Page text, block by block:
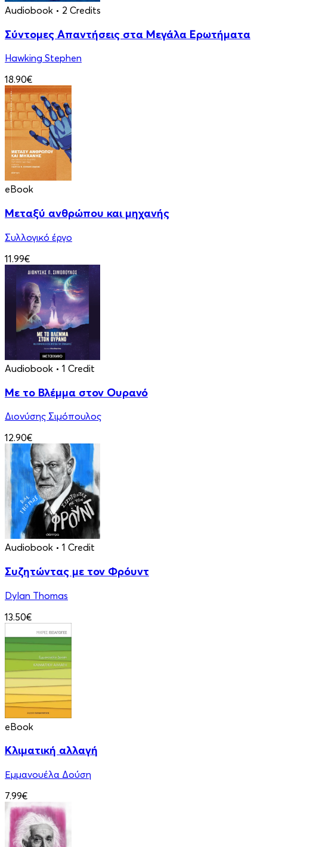
Audiobook • 2 Credits
Σύντομες Απαντήσεις στα Μεγάλα Ερωτήματα
Hawking Stephen
18.90€
eBook
Μεταξύ ανθρώπου και μηχανής
Συλλογικό έργο
11.99€
Audiobook • 1 Credit
Με το Βλέμμα στον Ουρανό
Διονύσης Σιμόπουλος
12.90€
Audiobook • 1 Credit
Συζητώντας με τον Φρόυντ
Dylan Thomas
13.50€
eBook
Κλιματική αλλαγή
Εμμανουέλα Δούση
7.99€